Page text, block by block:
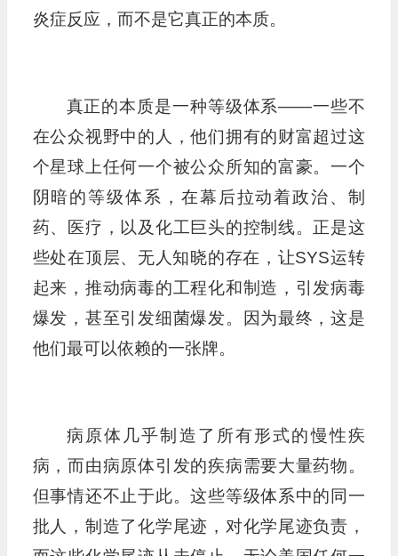
炎症反应，而不是它真正的本质。
真正的本质是一种等级体系——一些不
在公众视野中的人，他们拥有的财富超过这
个星球上任何一个被公众所知的富豪。一个
阴暗的等级体系，在幕后拉动着政治、制
药、医疗，以及化工巨头的控制线。正是这
些处在顶层、无人知晓的存在，让SYS运转
起来，推动病毒的工程化和制造，引发病毒
爆发，甚至引发细菌爆发。因为最终，这是
他们最可以依赖的一张牌。
病原体几乎制造了所有形式的慢性疾
病，而由病原体引发的疾病需要大量药物。
但事情还不止于此。这些等级体系中的同一
批人，制造了化学尾迹，对化学尾迹负责，